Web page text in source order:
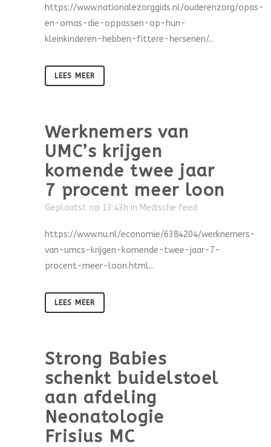
https://www.nationalezorggids.nl/ouderenzorg/opas-
en-omas-die-oppassen-op-hun-
kleinkinderen-hebben-fittere-hersenen/...
LEES MEER
Werknemers van
UMC’s krijgen
komende twee jaar
7 procent meer loon
Geplaatst op 13:43h in Medische feed
https://www.nu.nl/economie/6384204/werknemers-
van-umcs-krijgen-komende-twee-jaar-7-
procent-meer-loon.html...
LEES MEER
Strong Babies
schenkt buidelstoel
aan afdeling
Neonatologie
Frisius MC